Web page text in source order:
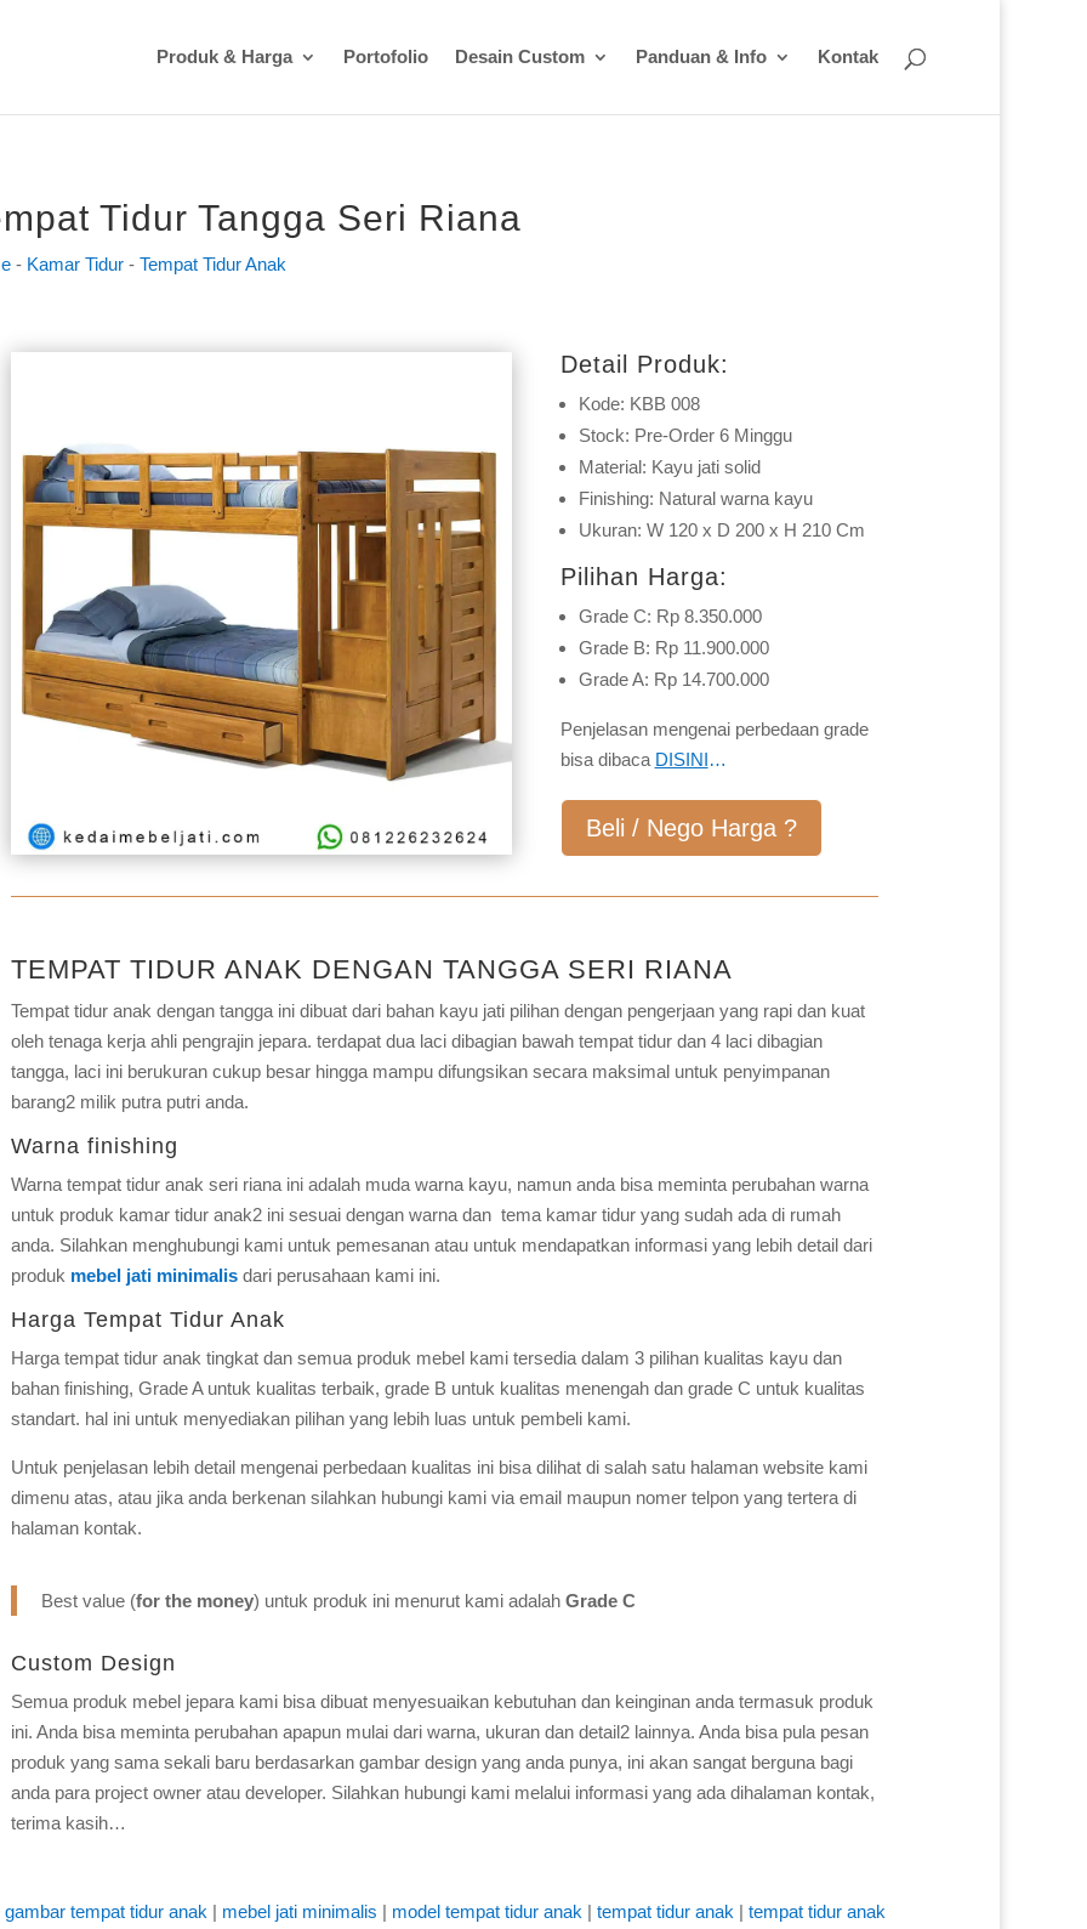
Produk & Harga Portofolio Desain Custom Panduan & Info Kontak
Tidur Tangga Seri Riana
- Kamar Tidur- Tempat Tidur Anak
Detail Produk:
Kode: KBB 008
Stock: Pre-Order 6 Minggu
Material: Kayu jati solid
Finishing: Natural warna kayu
Ukuran: W 120 x D 200 x H 210 Cm
Pilihan Harga:
Grade C: Rp 8.350.000
Grade B: Rp 11.900.000
Grade A: Rp 14.700.000
Penjelasan mengenai perbedaan grade
bisa dibaca DISINI…
Beli / Nego Harga ?
TEMPAT TIDUR ANAK DENGAN TANGGA SERI RIANA
Tempat tidur anak dengan tangga ini dibuat dari bahan kayu jati pilihan dengan pengerjaan yang rapi dan kuat
oleh tenaga kerja ahli pengrajin jepara. terdapat dua laci dibagian bawah tempat tidur dan 4 laci dibagian
tangga, laci ini berukuran cukup besar hingga mampu difungsikan secara maksimal untuk penyimpanan
barang2 milik putra putri anda.
Warna finishing
Warna tempat tidur anak seri riana ini adalah muda warna kayu, namun anda bisa meminta perubahan warna
untuk produk kamar tidur anak2 ini sesuai dengan warna dan tema kamar tidur yang sudah ada di rumah
anda. Silahkan menghubungi kami untuk pemesanan atau untuk mendapatkan informasi yang lebih detail dari
produk mebel jati minimalisdari perusahaan kami ini.
Harga Tempat Tidur Anak
Harga tempat tidur anak tingkat dan semua produk mebel kami tersedia dalam 3 pilihan kualitas kayu dan
bahan finishing, Grade A untuk kualitas terbaik, grade B untuk kualitas menengah dan grade C untuk kualitas
standart. hal ini untuk menyediakan pilihan yang lebih luas untuk pembeli kami.
Untuk penjelasan lebih detail mengenai perbedaan kualitas ini bisa dilihat di salah satu halaman website kami
dimenu atas, atau jika anda berkenan silahkan hubungi kami via email maupun nomer telpon yang tertera di
halaman kontak.
Best value (for the money) untuk produk ini menurut kami adalah Grade C
Custom Design
Semua produk mebel jepara kami bisa dibuat menyesuaikan kebutuhan dan keinginan anda termasuk produk
ini. Anda bisa meminta perubahan apapun mulai dari warna, ukuran dan detail2 lainnya. Anda bisa pula pesan
produk yang sama sekali baru berdasarkan gambar design yang anda punya, ini akan sangat berguna bagi
anda para project owner atau developer. Silahkan hubungi kami melalui informasi yang ada dihalaman kontak,
terima kasih…
gambar tempat tidur anak | mebel jati minimalis | model tempat tidur anak | tempat tidur anak | tempat tidur anak